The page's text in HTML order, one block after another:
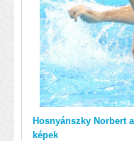
Hosnyánszky Norbert
képek